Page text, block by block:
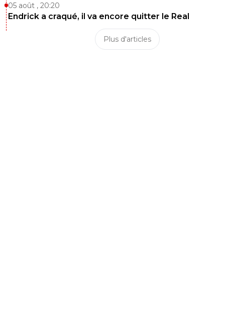
05 août , 20:20
Endrick a craqué, il va encore quitter le Real
Plus d'articles